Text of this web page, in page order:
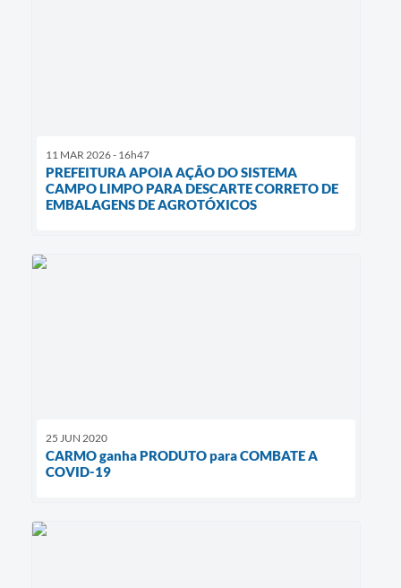
11 MAR 2026 - 16h47
PREFEITURA APOIA AÇÃO DO SISTEMA
CAMPO LIMPO PARA DESCARTE CORRETO DE
EMBALAGENS DE AGROTÓXICOS
25 JUN 2020
CARMO ganha PRODUTO para COMBATE A
COVID-19